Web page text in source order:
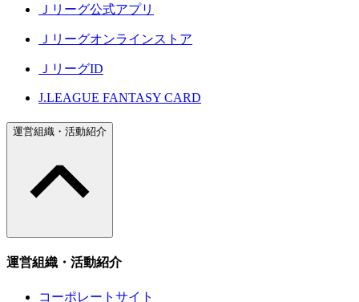
Ｊリーグ公式アプリ
Ｊリーグオンラインストア
ＪリーグID
J.LEAGUE FANTASY CARD
運営組織・活動紹介
運営組織・活動紹介
コーポレートサイト